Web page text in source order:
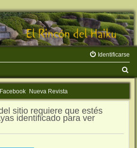
Identificarse
u
Nueva Revista
sitio requiere que estés
identificado para ver